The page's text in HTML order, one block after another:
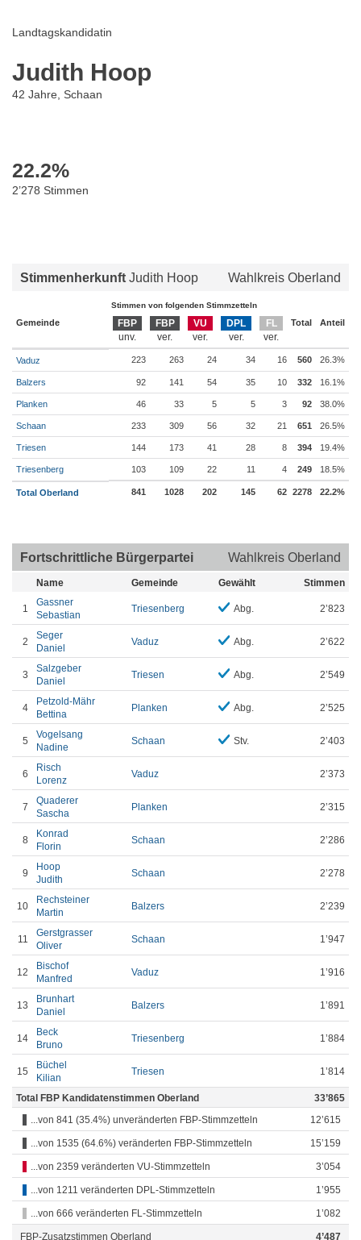
Landtagskandidatin
Judith Hoop
42 Jahre, Schaan
22.2%
2’278 Stimmen
Stimmenherkunft Judith Hoop Wahlkreis Oberland
Stimmen von folgenden Stimmzetteln
Gemeinde FBP FBP VU DPL FL Total Anteil
Vaduz 223 263 24 34 16 560 26.3%
Balzers 92 141 54 35 10 332 16.1%
Planken 46 33 5 5 3 92 38.0%
Schaan 233 309 56 32 21 651 26.5%
Triesen 144 173 41 28 8 394 19.4%
Triesenberg 103 109 22 11 4 249 18.5%
Total Oberland 841 1028 202 145 62 2278 22.2%
Fortschrittliche Bürgerpartei Wahlkreis Oberland
Name Gemeinde Gewählt Stimmen
1
Gassner
Sebastian
Triesenberg Abg. 2’823
2
Seger
Daniel
Vaduz Abg. 2’622
3
Salzgeber
Daniel
Triesen Abg. 2’549
4
Petzold-Mähr
Bettina
Planken Abg. 2’525
5
Vogelsang
Nadine
Schaan Stv. 2’403
6
Risch
Lorenz
Vaduz 2’373
7
Quaderer
Sascha
Planken 2’315
8
Konrad
Florin
Schaan 2’286
9
Hoop
Judith
Schaan 2’278
10
Rechsteiner
Martin
Balzers 2’239
11
Gerstgrasser
Oliver
Schaan 1’947
12
Bischof
Manfred
Vaduz 1’916
13
Brunhart
Daniel
Balzers 1’891
14
Beck
Bruno
Triesenberg 1’884
15
Büchel
Kilian
Triesen 1’814
Total FBP Kandidatenstimmen Oberland
33’865
...von 841 (35.4%) unveränderten FBP-Stimmzetteln
12’615
...von 1535 (64.6%) veränderten FBP-Stimmzetteln 15’159
...von 2359 veränderten VU-Stimmzetteln 3’054
...von 1211 veränderten DPL-Stimmzetteln 1’955
...von 666 veränderten FL-Stimmzetteln 1’082
FBP-Zusatzstimmen Oberland 4’487